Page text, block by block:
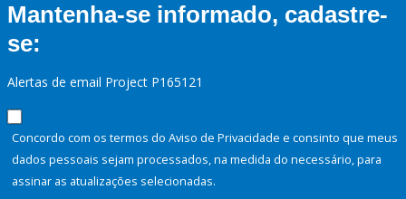
Mantenha-se informado, cadastre-
se:
Alertas de email Project P165121
Concordo com os termos do Aviso de Privacidade e consinto que meus
dados pessoais sejam processados, na medida do necessário, para
assinar as atualizações selecionadas.